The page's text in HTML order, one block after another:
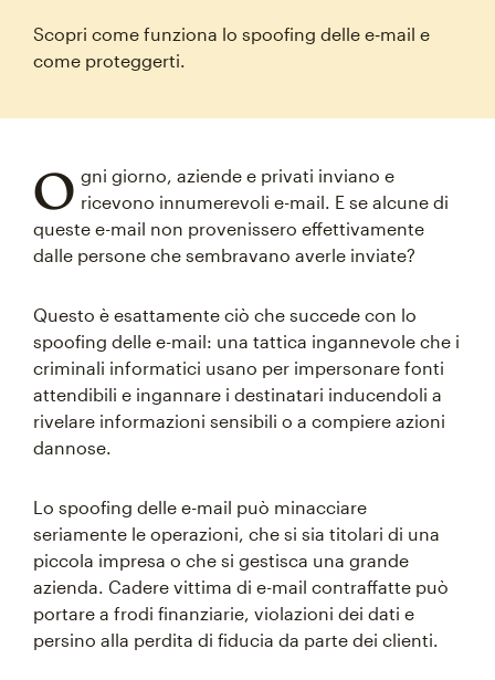
Scopri come funziona lo spoofing delle e‑mail e
come proteggerti.
O gni giorno, aziende e privati inviano e
ricevono innumerevoli e-mail. E se alcune di
queste e-mail non provenissero effettivamente
dalle persone che sembravano averle inviate?
Questo è esattamente ciò che succede con lo
spoofing delle e-mail: una tattica ingannevole che i
criminali informatici usano per impersonare fonti
attendibili e ingannare i destinatari inducendoli a
rivelare informazioni sensibili o a compiere azioni
dannose.
Lo spoofing delle e-mail può minacciare
seriamente le operazioni, che si sia titolari di una
piccola impresa o che si gestisca una grande
azienda. Cadere vittima di e-mail contraffatte può
portare a frodi finanziarie, violazioni dei dati e
persino alla perdita di fiducia da parte dei clienti.